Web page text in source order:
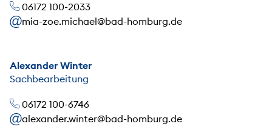
06172 100-2033
mia-zoe.michael@bad-homburg.de
Alexander Winter
Sachbearbeitung
06172 100-6746
alexander.winter@bad-homburg.de